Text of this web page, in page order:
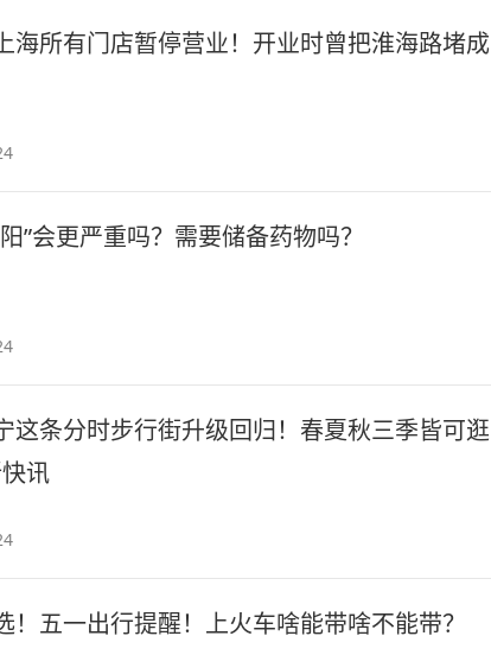
海所有门店暂停营业！开业时曾把淮海路堵成
”会更严重吗？需要储备药物吗？
这条分时步行街升级回归！春夏秋三季皆可逛
讯
！五一出行提醒！上火车啥能带啥不能带？